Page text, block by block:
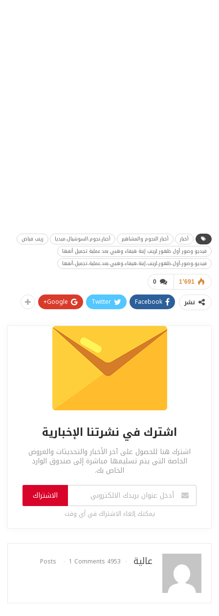
أخبار أخبار النجوم والمشاهير أخبار،نجوم،السوشيال،ميديا
زينب فياض
فيديو وصور أول ظهور لزينب إبنة هيفاء وهبي بعد عملية تجميل أنفها
فيديو،وصور،أول،ظهور،لزينب،إبنة،هيفاء،وهبي،بعد،عملية،تجميل،أنفها
0 1٬691
نشر Facebook
Twitter
Google+
اشترك في نشرتنا الإخبارية
اشترك هنا للحصول على آخر الأخبار والتحديثات والعروض
الخاصة التي يتم تسليمها مباشرة إلى صندوق الوارد
الخاص بك.
الاشتراك
يمكنك إلغاء الاشتراك في أي وقت
عالية 4953 Posts
1 Comments